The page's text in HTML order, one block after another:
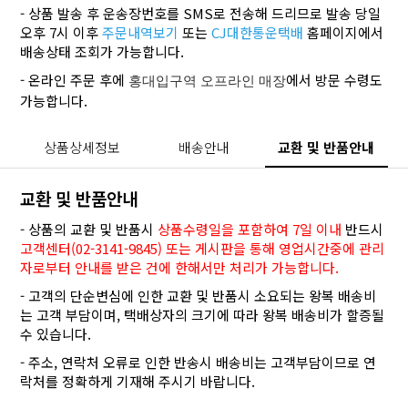
- 상품 발송 후 운송장번호를 SMS로 전송해 드리므로 발송 당일
오후 7시 이후주문내역보기 또는CJ대한통운택배 홈페이지에서
배송상태 조회가 가능합니다.
- 온라인 주문 후에 홍대입구역 오프라인 매장에서 방문 수령도
가능합니다.
상품상세정보 배송안내 교환 및 반품안내
교환 및 반품안내
- 상품의 교환 및 반품시 상품수령일을 포함하여 7일 이내 반드시
고객센터(02-3141-9845) 또는 게시판을 통해 영업시간중에 관리
자로부터 안내를 받은 건에 한해서만 처리가 가능합니다.
- 고객의 단순변심에 인한 교환 및 반품시 소요되는 왕복 배송비
는 고객 부담이며, 택배상자의 크기에 따라 왕복 배송비가 할증될
수 있습니다.
- 주소, 연락처 오류로 인한 반송시 배송비는 고객부담이므로 연
락처를 정확하게 기재해 주시기 바랍니다.